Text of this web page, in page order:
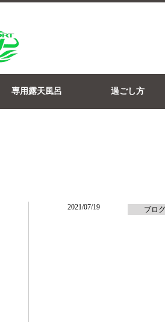
専用露天風呂 過ごし方
2021/07/19 ブログ